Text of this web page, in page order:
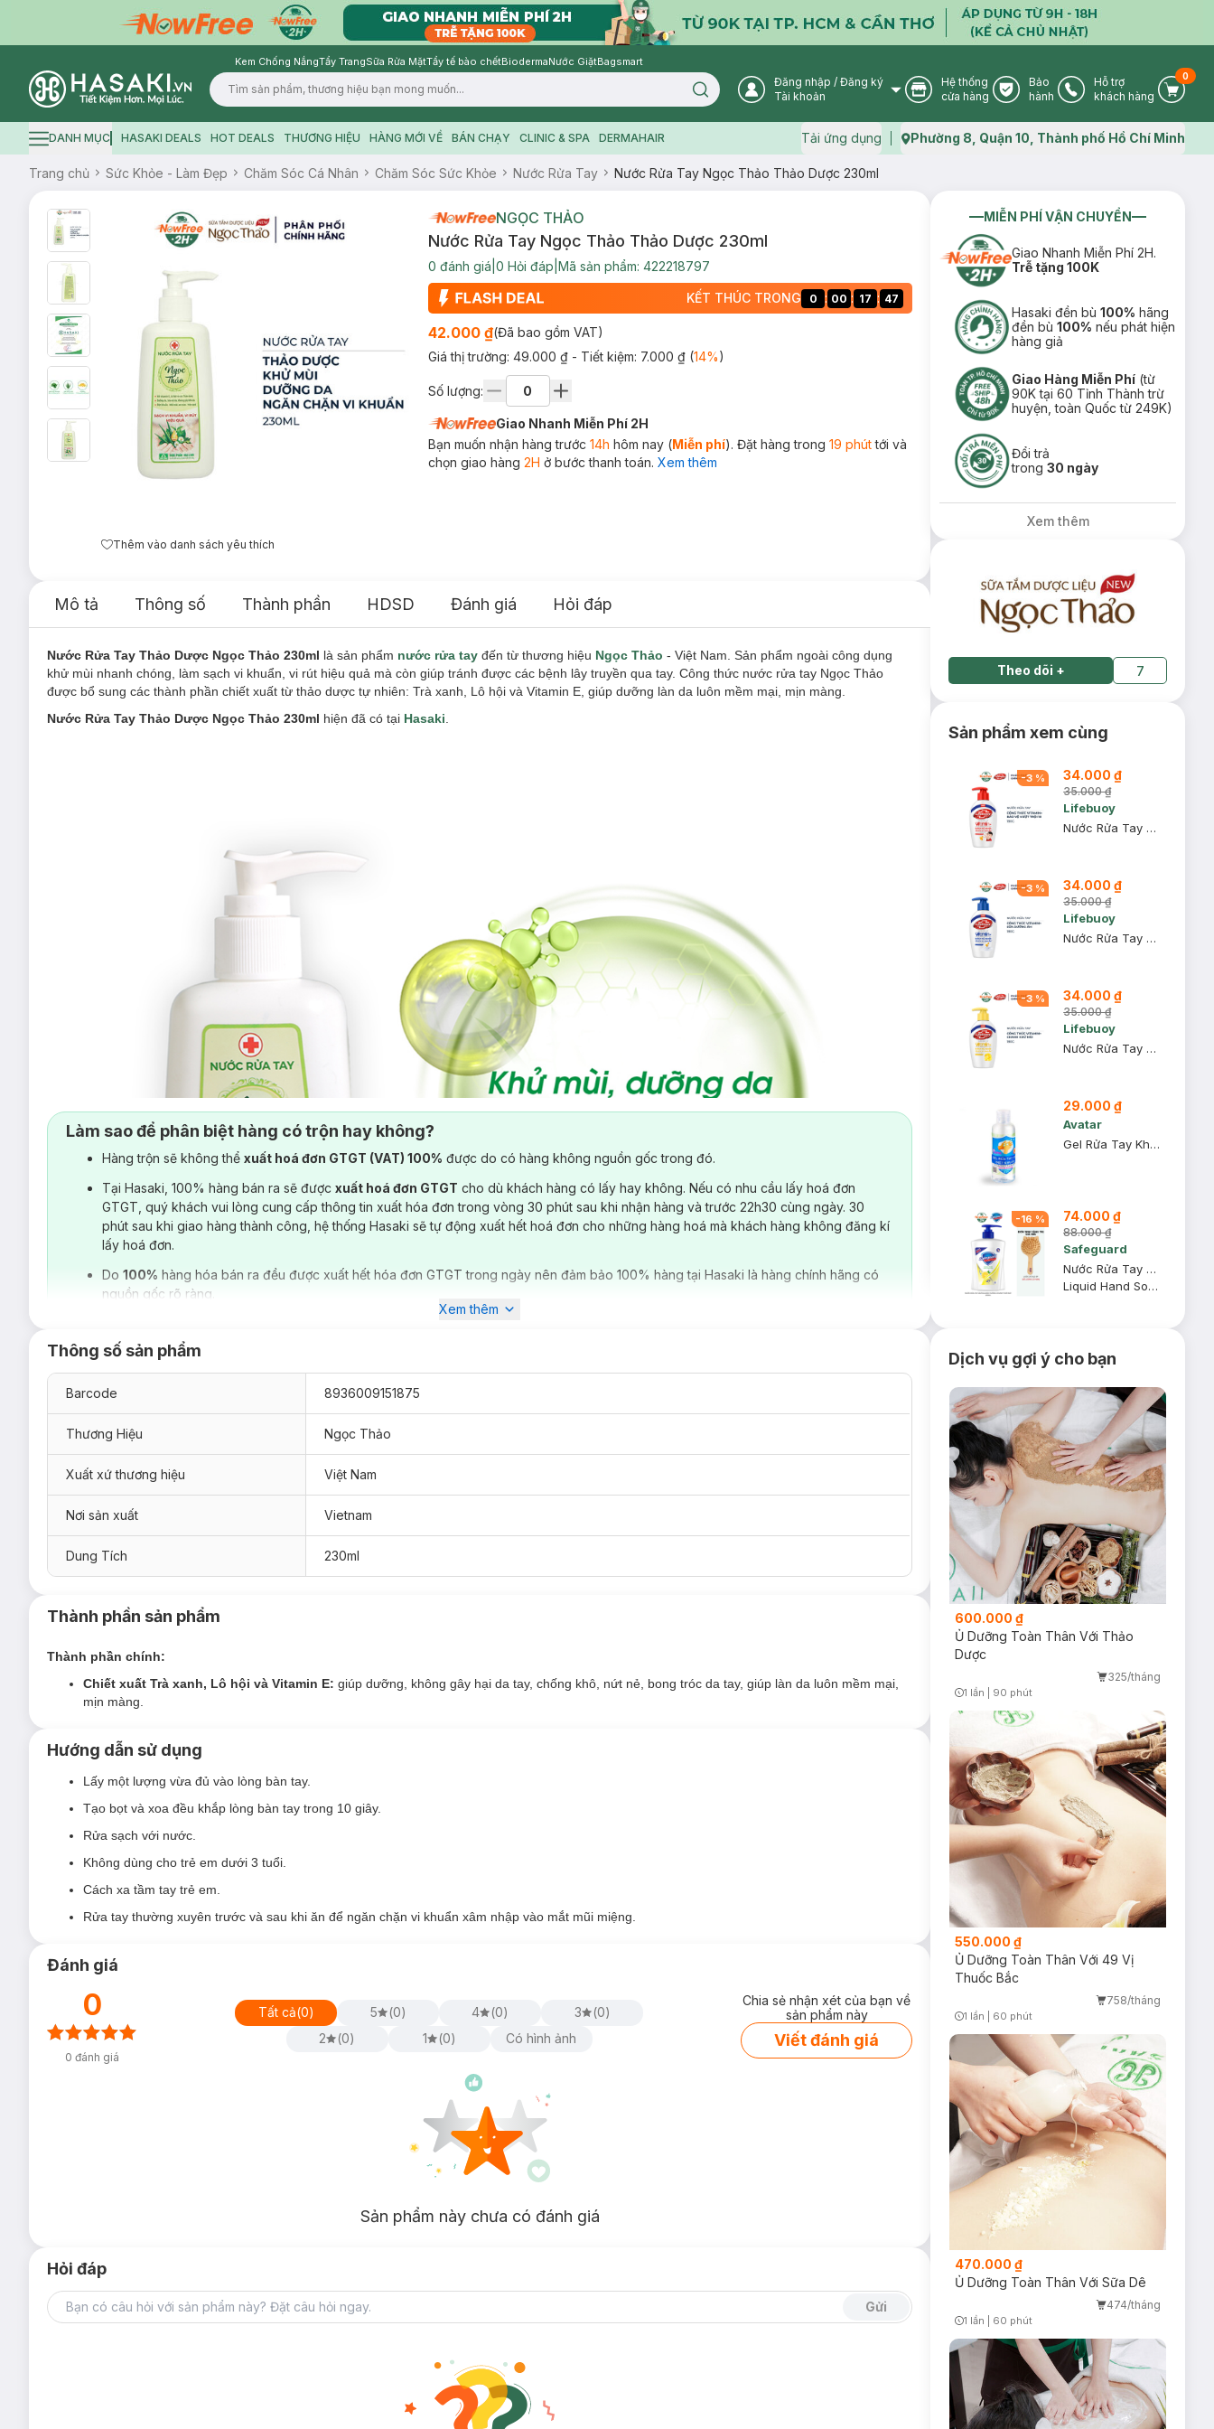
Kem Chống NắngTẩy TrangSữa Rửa MặtTẩy tế bào chếtBiodermaNước GiặtBagsmart
Logo
Search icon User Icon
Đăng nhập / Đăng ký
Tài khoản
Store Icon
Hệ thống
cửa hàng
Warranty Icon
Bảo
hành
Phone Icon
Hỗ trợ
khách hàng
Cart
0
Hamburger icon
DANH MỤC HASAKI DEALS HOT DEALS THƯƠNG HIỆU HÀNG MỚI VỀ BÁN CHẠY CLINIC & SPA DERMAHAIR Tải ứng dụng Map icon
Phường 8, Quận 10, Thành phố Hồ Chí Minh
Trang chủ Sức Khỏe - Làm Đẹp Chăm Sóc Cá Nhân Chăm Sóc Sức Khỏe Nước Rửa Tay Nước Rửa Tay Ngọc Thảo Thảo Dược 230ml
Thêm vào danh sách yêu thích
NGỌC THẢO
Nước Rửa Tay Ngọc Thảo Thảo Dược 230ml
0 đánh giá 0 Hỏi đáp Mã sản phẩm: 422218797
KẾT THÚC TRONG 0 : 00 : 17 : 46
42.000 ₫(Đã bao gồm VAT)
Giá thị trường: 49.000 ₫ - Tiết kiệm: 7.000 ₫(14%)
Số lượng:
Giao Nhanh Miễn Phí 2H
Bạn muốn nhận hàng trước 14h hôm nay (Miễn phí). Đặt hàng trong 19 phúttới và
chọn giao hàng 2H ở bước thanh toán. Xem thêm
Mô tả Thông số Thành phần HDSD Đánh giá Hỏi đáp
Nước Rửa Tay Thảo Dược Ngọc Thảo 230ml là sản phẩm nước rửa tay đến từ thương hiệu Ngọc Thảo - Việt Nam. Sản phẩm ngoài công dụng
khử mùi nhanh chóng, làm sạch vi khuẩn, vi rút hiệu quả mà còn giúp tránh được các bệnh lây truyền qua tay. Công thức nước rửa tay Ngọc Thảo
được bổ sung các thành phần chiết xuất từ thảo dược tự nhiên: Trà xanh, Lô hội và Vitamin E, giúp dưỡng làn da luôn mềm mại, mịn màng.
Nước Rửa Tay Thảo Dược Ngọc Thảo 230ml hiện đã có tại Hasaki
Loại da phù hợp:
Sản phẩm phù hợp với mọi loại da.
Làm sạch, loại bỏ vi khuẩn, virus, mùi hôi.
Chiết xuất từ thảo dược tự nhiên như
Hương thơm tự nhiên, dễ chịu.
Để xa tầm tay trẻ em.
Không đặt ở những nơi có ánh sáng trực tiếp chiếu vào, hay những nơi có nhiệt độ quá cao.
Đậy nắp kín sau khi sử dụng.
Thông số sản phẩm:
Dung tích:
230ml
Thương hiệu:
Ngọc Thảo
Xuất xứ thương hiệu:Việt Nam
Làm sao để phân biệt hàng có trộn hay không?
Hàng trộn sẽ không thể xuất hoá đơn GTGT (VAT) 100% được do có hàng không nguồn gốc trong đó.
Tại Hasaki, 100% hàng bán ra sẽ được xuất hoá đơn GTGT cho dù khách hàng có lấy hay không. Nếu có nhu cầu lấy hoá đơn
GTGT, quý khách vui lòng cung cấp thông tin xuất hóa đơn trong vòng 30 phút sau khi nhận hàng và trước 22h30 cùng ngày. 30
phút sau khi giao hàng thành công, hệ thống Hasaki sẽ tự động xuất hết hoá đơn cho những hàng hoá mà khách hàng không đăng kí
lấy hoá đơn.
Do 100% hàng hóa bán ra đều được xuất hết hóa đơn GTGT trong ngày nên đảm bảo 100% hàng tại Hasaki là hàng chính hãng có
nguồn gốc rõ ràng.
Xem thêm
Thông số sản phẩm
Barcode 8936009151875
Thương Hiệu Ngọc Thảo
Xuất xứ thương hiệu Việt Nam
Nơi sản xuất Vietnam
Dung Tích 230ml
Thành phần sản phẩm
Thành phần chính:
Chiết xuất Trà xanh, Lô hội và Vitamin E: giúp dưỡng, không gây hại da tay, chống khô, nứt nẻ, bong tróc da tay, giúp làn da luôn mềm mại,
mịn màng.
Hướng dẫn sử dụng
Lấy một lượng vừa đủ vào lòng bàn tay.
Tạo bọt và xoa đều khắp lòng bàn tay trong 10 giây.
Rửa sạch với nước.
Không dùng cho trẻ em dưới 3 tuổi.
Cách xa tầm tay trẻ em.
Rửa tay thường xuyên trước và sau khi ăn để ngăn chặn vi khuẩn xâm nhập vào mắt mũi miệng.
Đánh giá
0
0 đánh giá
Tất cả(0) 5 (0) 4 (0) 3 (0)
2
(0) 1 (0) Có hình ảnh
Chia sẻ nhận xét của bạn về
sản phẩm này
Viết đánh giá
Sản phẩm này chưa có đánh giá
Hỏi đáp
Gửi
MIỄN PHÍ VẬN CHUYỂN
Giao Nhanh Miễn Phí 2H.
Trễ tặng 100K
Hasaki đền bù100% hãng
đền bù100% nếu phát hiện
hàng giả
Giao Hàng Miễn Phí (từ
90K tại 60 Tỉnh Thành trừ
huyện, toàn Quốc từ 249K)
Đổi trả
trong30 ngày
Xem thêm
Theo dõi + 7
Sản phẩm xem cùng
-3 % 34.000 ₫
35.000 ₫
Lifebuoy
Nước Rửa Tay Lifebuoy Bảo Vệ Vượt Trội 10 (Chai 180g)
-3 % 34.000 ₫
35.000 ₫
Lifebuoy
Nước Rửa Tay Lifebuoy Sữa Dưỡng Ẩm (Chai 180g)
-3 % 34.000 ₫
35.000 ₫
Lifebuoy
Nước Rửa Tay Lifebuoy Chanh Khử Mùi (Chai 180g)
29.000 ₫
Avatar
Gel Rửa Tay Khô Diệt Khuẩn Avatar 75% Alcohol 100ml
-16 % 74.000 ₫
88.000 ₫
Safeguard
Nước Rửa Tay Safeguard Hương Chanh Tươi Mát 450ml
Liquid Hand Soap - Lemon Fresh
Dịch vụ gợi ý cho bạn
600.000 ₫
Ủ Dưỡng Toàn Thân Với Thảo
Dược
325/tháng
1 lần 90 phút
550.000 ₫
Ủ Dưỡng Toàn Thân Với 49 Vị
Thuốc Bắc
758/tháng
Timer Gray Icon
1 lần 60 phút
470.000 ₫
Ủ Dưỡng Toàn Thân Với Sữa Dê
474/tháng
1 lần 60 phút